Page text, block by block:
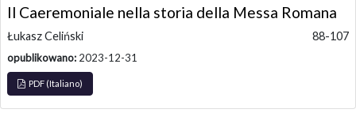
Il Caeremoniale nella storia della Messa Romana
Łukasz Celiński 88-107
opublikowano: 2023-12-31
PDF (Italiano)